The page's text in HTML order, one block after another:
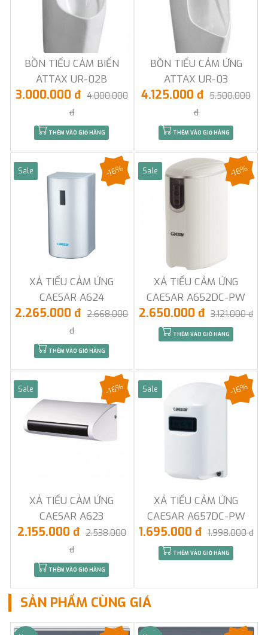
BỒN TIỂU CẢM BIẾN
ATTAX UR-02B
3.000.000 đ 4.000.000
đ
THÊM VÀO GIỎ HÀNG
BỒN TIỂU CẢM ỨNG
ATTAX UR-03
4.125.000 đ 5.500.000
đ
THÊM VÀO GIỎ HÀNG
Sale
XẢ TIỂU CẢM ỨNG
CAESAR A624
-16%
2.265.000 đ 2.668.000
đ
THÊM VÀO GIỎ HÀNG
Sale
XẢ TIỂU CẢM ỨNG
CAESAR A652DC-PW
-16%
2.650.000 đ 3.121.000 đ
THÊM VÀO GIỎ HÀNG
Sale
XẢ TIỂU CẢM ỨNG
CAESAR A623
-16%
2.155.000 đ 2.538.000
đ
THÊM VÀO GIỎ HÀNG
Sale
XẢ TIỂU CẢM ỨNG
CAESAR A657DC-PW
-16%
1.695.000 đ 1.998.000 đ
THÊM VÀO GIỎ HÀNG
SẢN PHẨM CÙNG GIÁ